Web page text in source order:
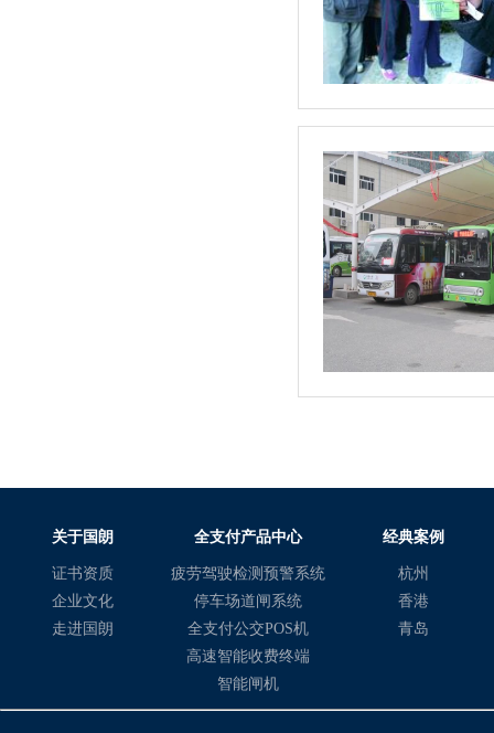
关于国朗
证书资质
企业文化
走进国朗
全支付产品中心
疲劳驾驶检测预警系统
停车场道闸系统
全支付公交POS机
高速智能收费终端
智能闸机
经典案例
杭州
香港
青岛